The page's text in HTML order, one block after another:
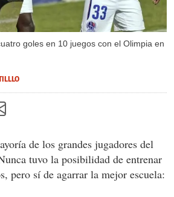
goles en 10 juegos con el Olimpia en
de los grandes jugadores del
tuvo la posibilidad de entrenar
pero sí de agarrar la mejor escuela: